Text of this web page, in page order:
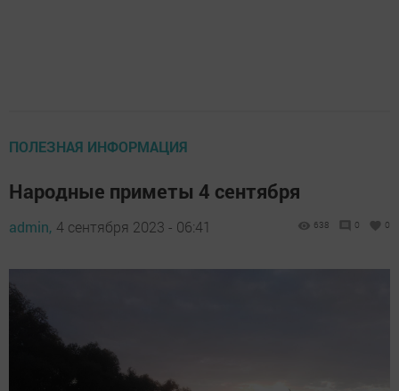
ПОЛЕЗНАЯ ИНФОРМАЦИЯ
Народные приметы 4 сентября
admin, 4 сентября 2023 - 06:41 638 0 0